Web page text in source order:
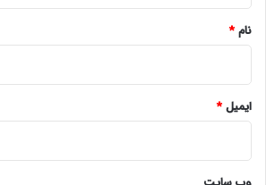
نام*
ایمیل*